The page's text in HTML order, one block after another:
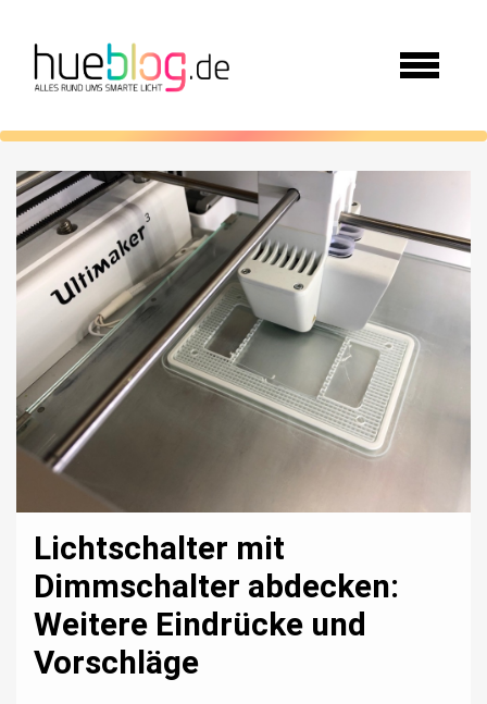
Lichtschalter mit
Dimmschalter abdecken:
Weitere Eindrücke und
Vorschläge